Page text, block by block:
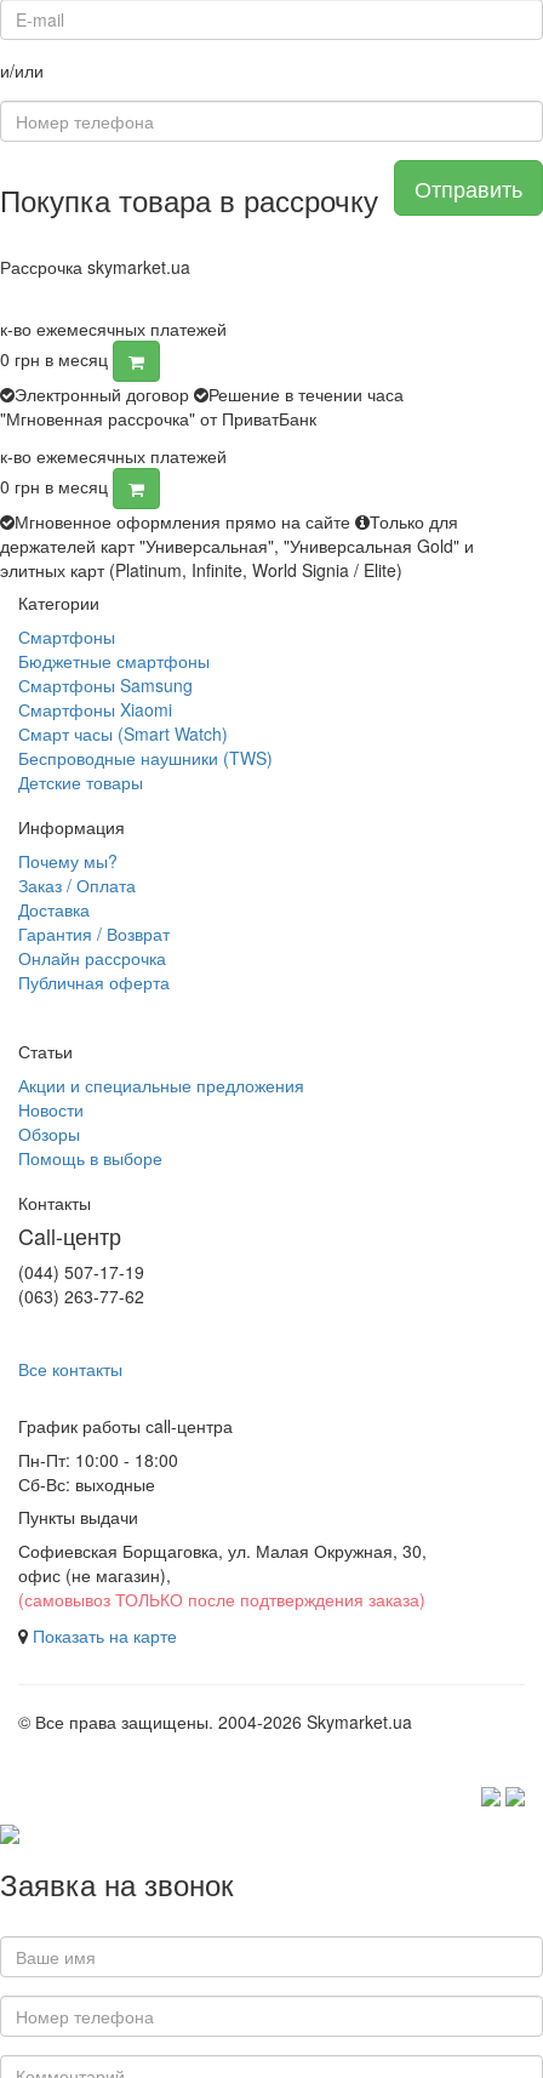
и/или
Отправить
Покупка товара в рассрочку
Рассрочка skymarket.ua
к-во ежемесячных платежей
0 грн в месяц
Электронный договор
Решение в течении часа
"Мгновенная рассрочка" от ПриватБанк
к-во ежемесячных платежей
0 грн в месяц
Мгновенное оформления прямо на сайте
Только для
держателей карт "Универсальная", "Универсальная Gold" и
элитных карт (Platinum, Infinite, World Signia / Elite)
Категории
Смартфоны
Бюджетные смартфоны
Смартфоны Samsung
Смартфоны Xiaomi
Смарт часы (Smart Watch)
Беспроводные наушники (TWS)
Детские товары
Информация
Почему мы?
Заказ / Оплата
Доставка
Гарантия / Возврат
Онлайн рассрочка
Публичная оферта
Статьи
Акции и специальные предложения
Новости
Обзоры
Помощь в выборе
Контакты
Call-центр
(044) 507-17-19
(063) 263-77-62
Все контакты
График работы сall-центра
Пн-Пт: 10:00 - 18:00
Сб-Вс: выходные
Пункты выдачи
Софиевская Борщаговка, ул. Малая Окружная, 30,
офис (не магазин),
(самовывоз ТОЛЬКО после подтверждения заказа)
Показать на карте
© Все права защищены. 2004-2026 Skymarket.ua
Заявка на звонок